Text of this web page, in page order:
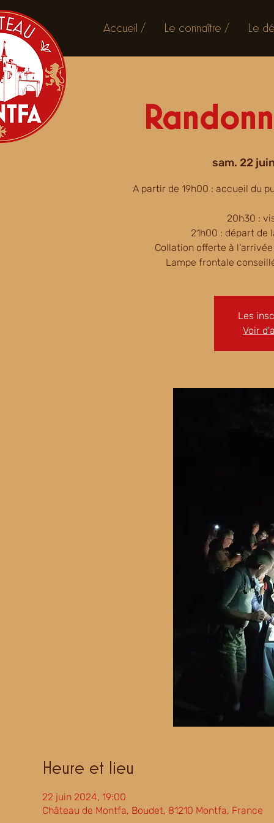
Accueil / Le connaître / Le
sam. 22
A partir de 19h00 : accueil du
20h30 :
21h00 : départ de
Collation offerte à
Lampe frontale
Les
Voir
Heure et lieu
22 juin 2024, 19:00
Château de Montfa, Boudet, 81210 Montfa, France